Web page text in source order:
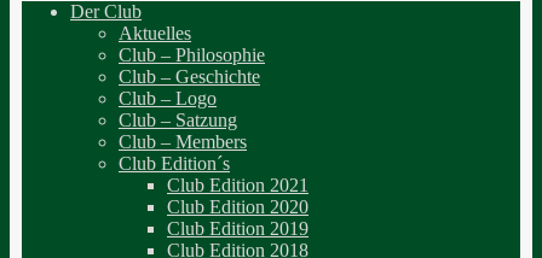
Der Club
Aktuelles
Club – Philosophie
Club – Geschichte
Club – Logo
Club – Satzung
Club – Members
Club Edition´s
Club Edition 2021
Club Edition 2020
Club Edition 2019
Club Edition 2018